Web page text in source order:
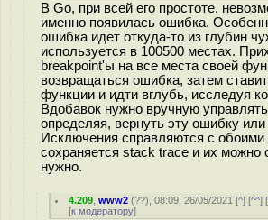
В Go, при всей его простоте,
именно появилась ошибка.
ошибка идет откуда-то из глубин
используется в 100500 местах.
breakpoint'ы на все места своей
возвращаться ошибка, затем
функции и идти вглубь, исследуя
Вдобавок нужно вручную
определяя, вернуть эту ошибку или
Исключения справляются с
сохраняется stack trace и их можно
нужно.
4.209 ,www2 (??), 08:09, 26/05/2021 [^] [^^] [
[к модератору]